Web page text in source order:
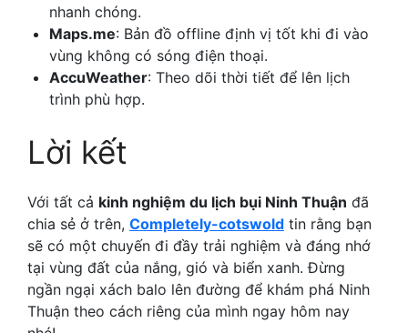
nhanh chóng.
Maps.me: Bản đồ offline định vị tốt khi đi vào
vùng không có sóng điện thoại.
AccuWeather: Theo dõi thời tiết để lên lịch
trình phù hợp.
Lời kết
Với tất cả kinh nghiệm du lịch bụi Ninh Thuận đã
chia sẻ ở trên, Completely-cotswold tin rằng bạn
sẽ có một chuyến đi đầy trải nghiệm và đáng nhớ
tại vùng đất của nắng, gió và biển xanh. Đừng
ngần ngại xách balo lên đường để khám phá Ninh
Thuận theo cách riêng của mình ngay hôm nay